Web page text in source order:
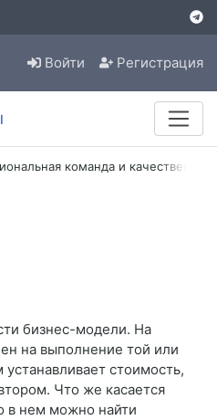
Войти Регистрация
команда и
бизнес-модели. На
на выполнение той или
стоимость,
Что же касается
в нем можно найти